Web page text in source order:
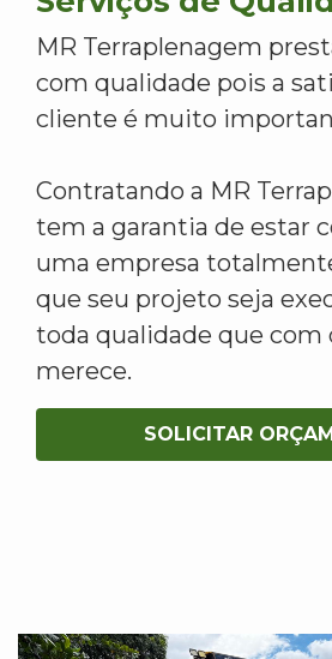
MR Terraplenagem
com qualidade pois a
cliente é muito
Contratando a MR
tem a garantia de estar
uma empresa
que seu projeto seja
toda qualidade que com
merece.
SOLICITAR